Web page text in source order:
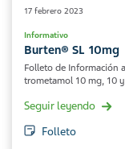
17 febrero 2023
Informativo
Burten® SL 10mg
Folleto de Información
trometamol 10 mg, 10
Seguir leyendo
Folleto